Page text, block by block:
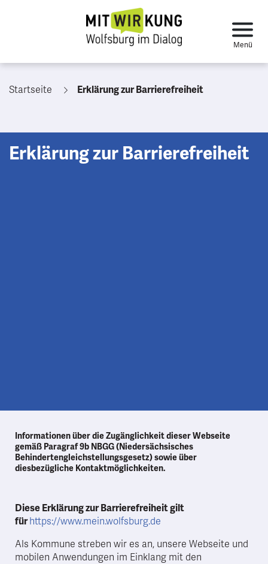
Startseite Erklärung zur Barrierefreiheit
Erklärung zur Barrierefreiheit
Informationen über die Zugänglichkeit dieser Webseite
gemäß Paragraf 9b NBGG (Niedersächsisches
Behindertengleichstellungsgesetz) sowie über
diesbezügliche Kontaktmöglichkeiten.
Diese Erklärung zur Barrierefreiheit gilt
fürhttps://www.mein.wolfsburg.de
Als Kommune streben wir es an, unsere Webseite und
mobilen Anwendungen im Einklang mit den